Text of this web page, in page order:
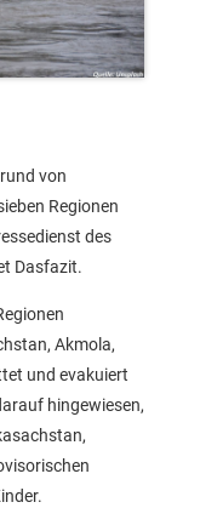
von
Regionen
des
Dasfazit.
Akmola,
und evakuiert
hingewiesen,